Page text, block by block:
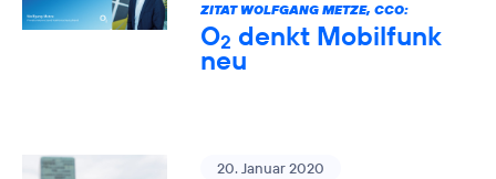
ZITAT WOLFGANG METZE, CCO:
O2 denkt Mobilfunk
neu
20. Januar 2020